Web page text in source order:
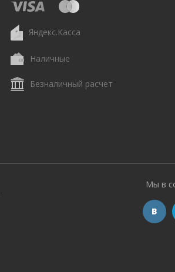
Яндекс.Касса
Наличные
Безналичный расчет
Мы в